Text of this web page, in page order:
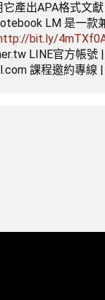
產出APA格式文
LM 是一款
bit.ly/
LINE官方帳號 |
課程邀約專線